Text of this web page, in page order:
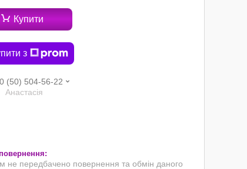
Купити
з
(50) 504-56-22
Анастасія
не передбачено повернення та обмін даного